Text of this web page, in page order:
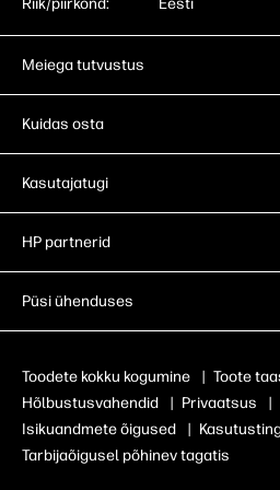
Riik/piirkond: Eesti
Meiega tutvustus
Kuidas osta
Kasutajatugi
HP partnerid
Püsi ühenduses
Toodete kokku kogumine | Toote
Hõlbustusvahendid
| Privaatsus |
Isikuandmete õigused
|
Tarbijaõigusel põhinev tagatis